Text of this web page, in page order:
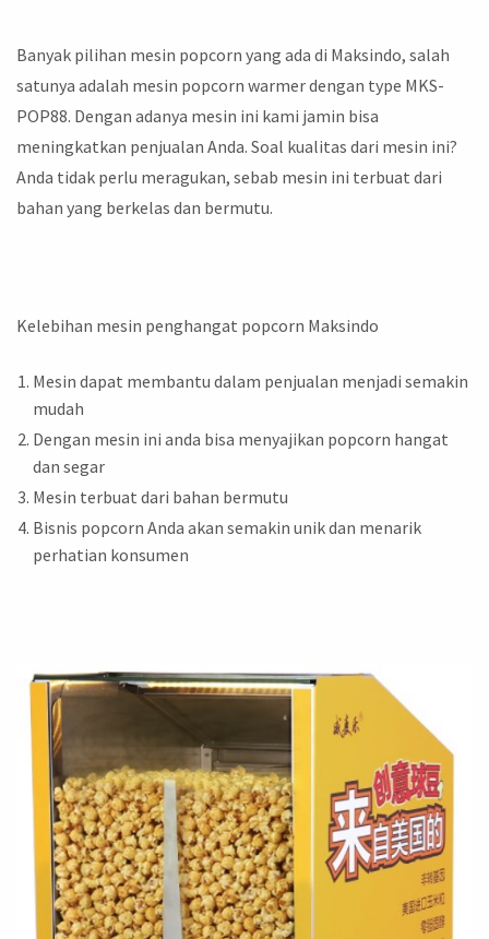
Banyak pilihan mesin popcorn yang ada di Maksindo, salah
satunya adalah mesin popcorn warmer dengan type MKS-
POP88. Dengan adanya mesin ini kami jamin bisa
meningkatkan penjualan Anda. Soal kualitas dari mesin ini?
Anda tidak perlu meragukan, sebab mesin ini terbuat dari
bahan yang berkelas dan bermutu.
Kelebihan mesin penghangat popcorn Maksindo
Mesin dapat membantu dalam penjualan menjadi semakin
mudah
Dengan mesin ini anda bisa menyajikan popcorn hangat
dan segar
Mesin terbuat dari bahan bermutu
Bisnis popcorn Anda akan semakin unik dan menarik
perhatian konsumen